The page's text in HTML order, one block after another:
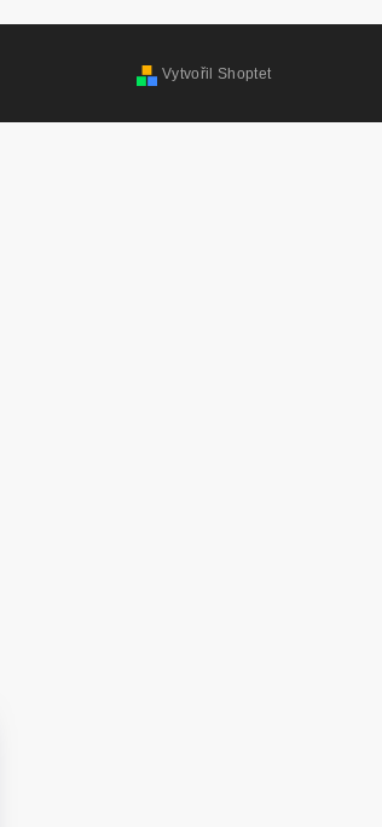
Vytvořil Shoptet